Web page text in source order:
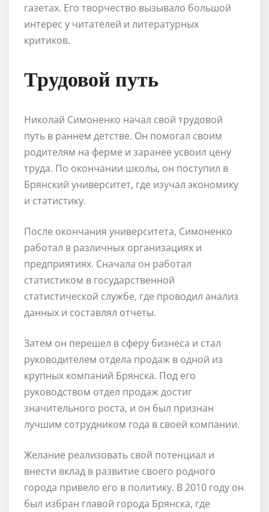
газетах. Его творчество вызывало большой
интерес у читателей и литературных
критиков.
Трудовой путь
Николай Симоненко начал свой трудовой
путь в раннем детстве. Он помогал своим
родителям на ферме и заранее усвоил цену
труда. По окончании школы, он поступил в
Брянский университет, где изучал экономику
и статистику.
После окончания университета, Симоненко
работал в различных организациях и
предприятиях. Сначала он работал
статистиком в государственной
статистической службе, где проводил анализ
данных и составлял отчеты.
Затем он перешел в сферу бизнеса и стал
руководителем отдела продаж в одной из
крупных компаний Брянска. Под его
руководством отдел продаж достиг
значительного роста, и он был признан
лучшим сотрудником года в своей компании.
Желание реализовать свой потенциал и
внести вклад в развитие своего родного
города привело его в политику. В 2010 году он
был избран главой города Брянска, где